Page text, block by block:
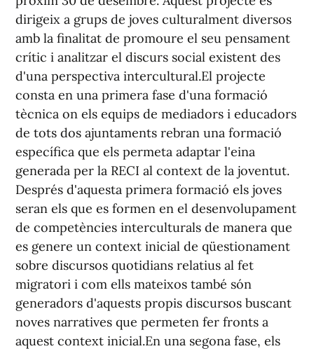
dirigeix a grups de joves culturalment diversos
amb la finalitat de promoure el seu pensament
crític i analitzar el discurs social existent des
d'una perspectiva intercultural.El projecte
consta en una primera fase d'una formació
tècnica on els equips de mediadors i educadors
de tots dos ajuntaments rebran una formació
específica que els permeta adaptar l'eina
generada per la RECI al context de la joventut.
Després d'aquesta primera formació els joves
seran els que es formen en el desenvolupament
de competències interculturals de manera que
es genere un context inicial de qüestionament
sobre discursos quotidians relatius al fet
migratori i com ells mateixos també són
generadors d'aquests propis discursos buscant
noves narratives que permeten fer fronts a
aquest context inicial.En una segona fase, els